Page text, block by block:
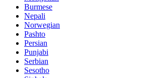
Burmese
Nepali
Norwegian
Pashto
Persian
Punjabi
Serbian
Sesotho